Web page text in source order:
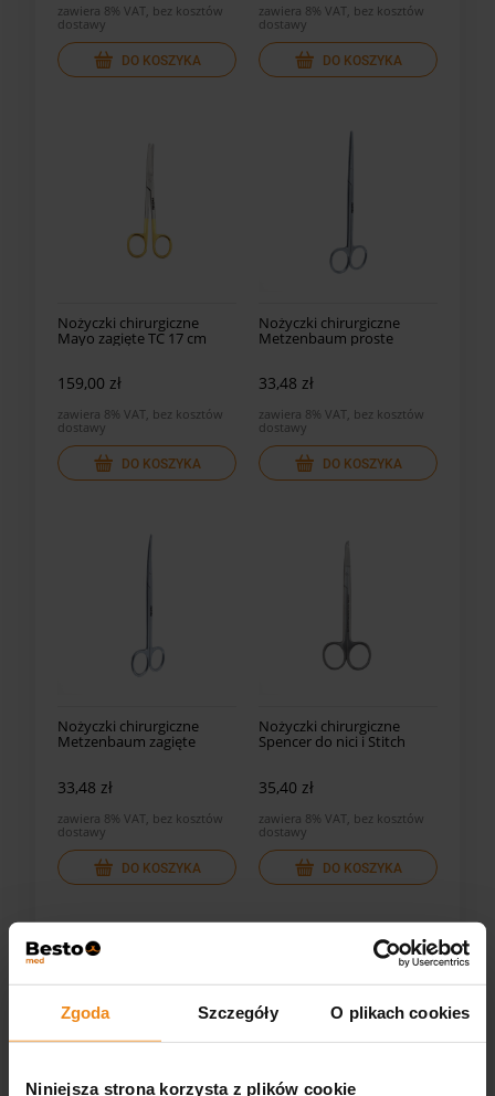
Zgoda Szczegóły O plikach cookies
Niniejsza strona korzysta z plików cookie
zawiera 8% VAT, bez kosztów
dostawy
DO KOSZYKA
zawiera 8% VAT, bez kosztów
dostawy
DO KOSZYKA
Nożyczki chirurgiczne
Mayo zagięte TC 17 cm
159,00 zł
zawiera 8% VAT, bez kosztów
dostawy
DO KOSZYKA
Nożyczki chirurgiczne
Metzenbaum proste
33,48 zł
zawiera 8% VAT, bez kosztów
dostawy
DO KOSZYKA
Nożyczki chirurgiczne
Metzenbaum zagięte
33,48 zł
zawiera 8% VAT, bez kosztów
dostawy
DO KOSZYKA
Nożyczki chirurgiczne
Spencer do nici i Stitch
35,40 zł
zawiera 8% VAT, bez kosztów
dostawy
DO KOSZYKA